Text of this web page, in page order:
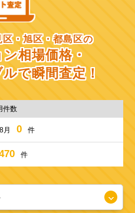
・旭区・都島区の
相場価格・
で瞬間査定！
件数
月 0 件
件